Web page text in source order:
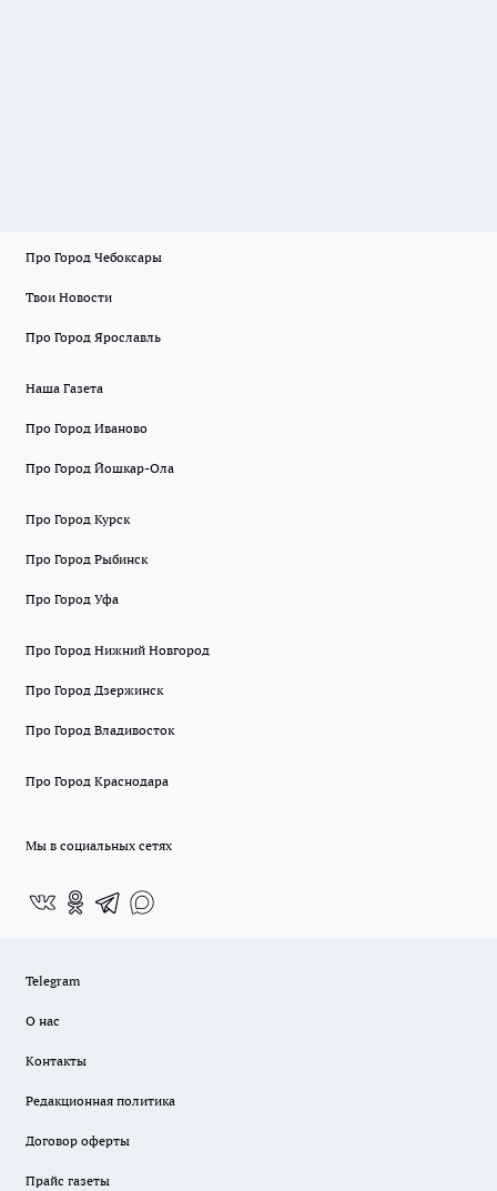
Про Город Чебоксары
Твои Новости
Про Город Ярославль
Наша Газета
Про Город Иваново
Про Город Йошкар-Ола
Про Город Курск
Про Город Рыбинск
Про Город Уфа
Про Город Нижний Новгород
Про Город Дзержинск
Про Город Владивосток
Про Город Краснодара
Мы в социальных сетях
Telegram
О нас
Контакты
Редакционная политика
Договор оферты
Прайс газеты